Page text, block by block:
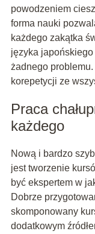
powodzeniem
forma nauki
każdego zakątka
języka
żadnego
korepetycji ze
Praca
każdego
Nową i bardzo
jest tworzenie
być ekspertem w
Dobrze
skomponowany
dodatkowym